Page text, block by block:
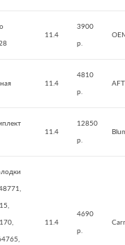
11.4
3900
р.
11.4
4810
р.
11.4
12850
р.
11.4
4690
р.